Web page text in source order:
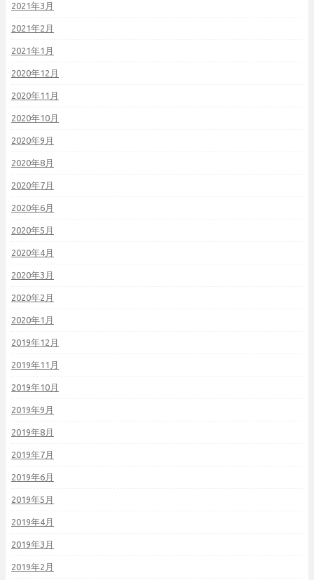
2021年3月
2021年2月
2021年1月
2020年12月
2020年11月
2020年10月
2020年9月
2020年8月
2020年7月
2020年6月
2020年5月
2020年4月
2020年3月
2020年2月
2020年1月
2019年12月
2019年11月
2019年10月
2019年9月
2019年8月
2019年7月
2019年6月
2019年5月
2019年4月
2019年3月
2019年2月